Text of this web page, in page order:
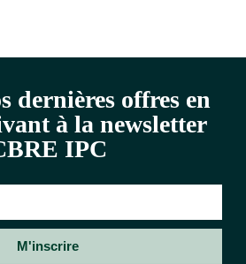
dernières offres en
à la newsletter
IPC
M'inscrire